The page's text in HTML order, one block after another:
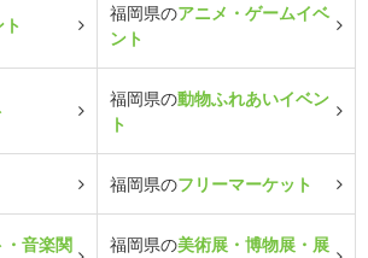
福岡県のアニメ・ゲームイベ
ント
福岡県の動物ふれあいイベン
ト
福岡県のフリーマーケット
・音楽関
福岡県の美術展・博物展・展